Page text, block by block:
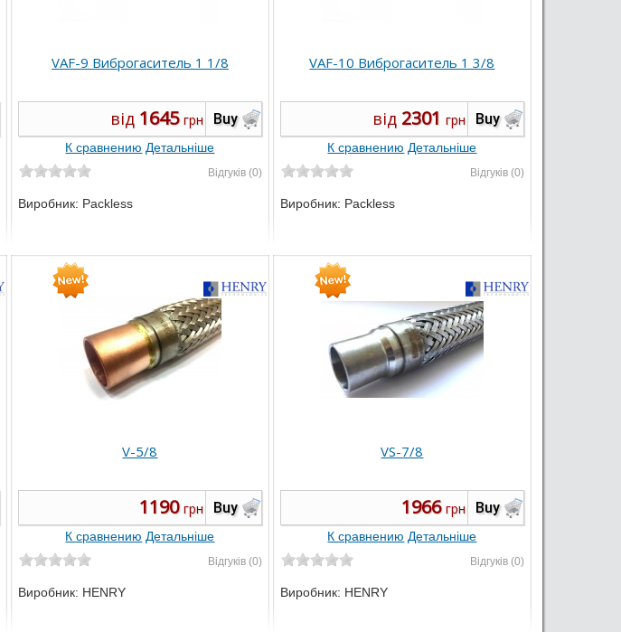
VAF-9 Виброгаситель 1 1/8
Buy
від 1645 грн
К сравнению Детальніше
Відгуків (0)
Виробник: Packless
VAF-10 Виброгаситель 1 3/8
Buy
від 2301 грн
К сравнению Детальніше
Відгуків (0)
Виробник: Packless
V-5/8
Buy
1190 грн
К сравнению Детальніше
Відгуків (0)
Виробник: HENRY
VS-7/8
Buy
1966 грн
К сравнению Детальніше
Відгуків (0)
Виробник: HENRY